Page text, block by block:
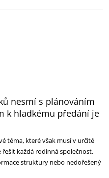
nesmí s plánováním
k hladkému předání je
téma, které však musí v určité
každá rodinná společnost.
struktury nebo nedořešený